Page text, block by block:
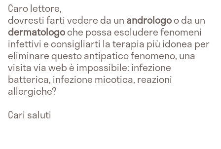
Caro lettore,
dovresti farti vedere da un andrologoo da un
dermatologoche possa escludere fenomeni
infettivi e consigliarti la terapia più idonea per
eliminare questo antipatico fenomeno, una
visita via web è impossibile: infezione
batterica, infezione micotica, reazioni
allergiche?
Cari saluti